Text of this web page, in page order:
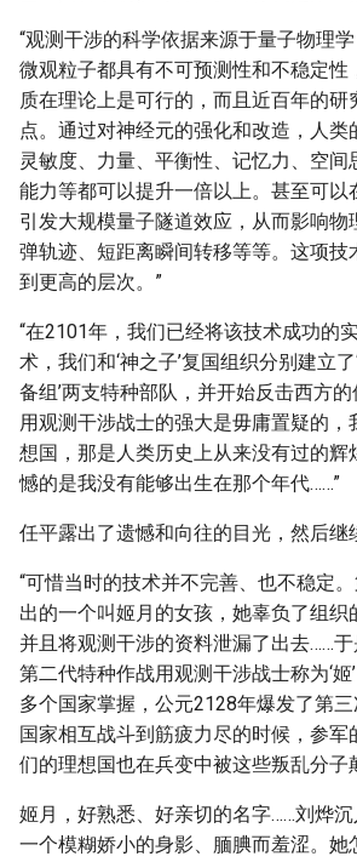
“观测干涉的科学依据来源于量子物理
微观粒子都具有不可预测性和不稳定性
质在理论上是可行的，而且近百年的研
点。通过对神经元的强化和改造，人类
灵敏度、力量、平衡性、记忆力、空
能力等都可以提升一倍以上。甚至可以
引发大规模量子隧道效应，从而影响物
弹轨迹、短距离瞬间转移等等。这项技
到更高的层次。”
“在2101年，我们已经将该技术成功的
术，我们和‘神之子’复国组织分别建立了
备组’两支特种部队，并开始反击西方
用观测干涉战士的强大是毋庸置疑的，
想国，那是人类历史上从来没有过的辉
憾的是我没有能够出生在那个年代……”
任平露出了遗憾和向往的目光，然后继
“可惜当时的技术并不完善、也不稳定
出的一个叫姬月的女孩，她辜负了组织
并且将观测干涉的资料泄漏了出去……
第二代特种作战用观测干涉战士称为‘姬
多个国家掌握，公元2128年爆发了第
国家相互战斗到筋疲力尽的时候，参军
们的理想国也在兵变中被这些叛乱分子
姬月，好熟悉、好亲切的名字……刘烨
一个模糊娇小的身影、腼腆而羞涩。她